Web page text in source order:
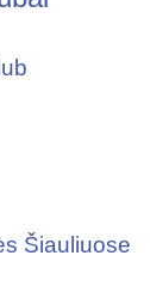
Šiauliuose